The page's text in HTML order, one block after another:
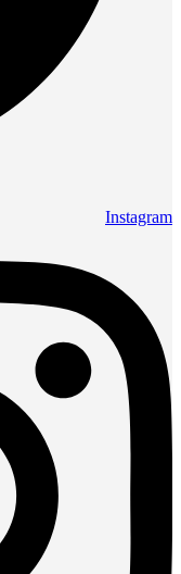
Instagram